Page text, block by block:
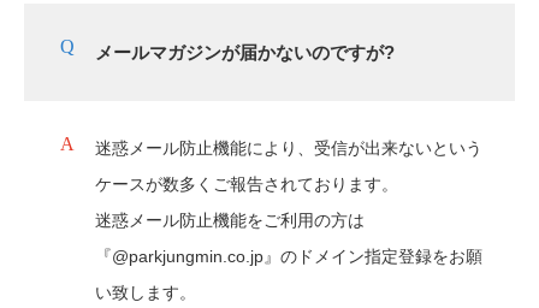
メールマガジンが届かないのですが?
迷惑メール防止機能により、受信が出来ないという
ケースが数多くご報告されております。
迷惑メール防止機能をご利用の方は
『@parkjungmin.co.jp』のドメイン指定登録をお願
い致します。